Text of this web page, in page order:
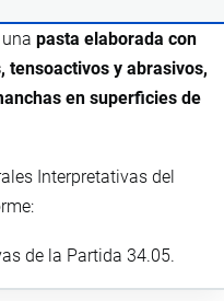
pasta elaborada con
tensoactivos y abrasivos,
en superficies de
Interpretativas del
de la Partida 34.05.